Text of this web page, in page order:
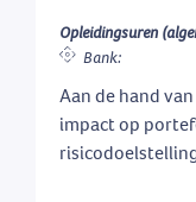
Opleidingsuren
Bank:
Aan de hand
impact op